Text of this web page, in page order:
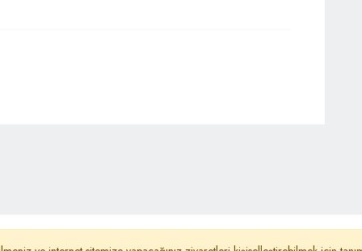
Metni Reklam Haber Gönder